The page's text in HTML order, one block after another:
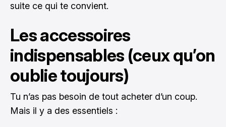
suite ce qui te convient.
Les accessoires
indispensables (ceux qu’on
oublie toujours)
Tu n’as pas besoin de tout acheter d’un coup.
Mais il y a des essentiels :